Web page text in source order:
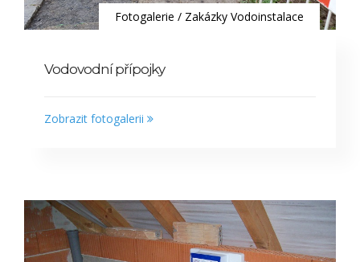
Fotogalerie / Zakázky Vodoinstalace
Vodovodní přípojky
Zobrazit fotogalerii